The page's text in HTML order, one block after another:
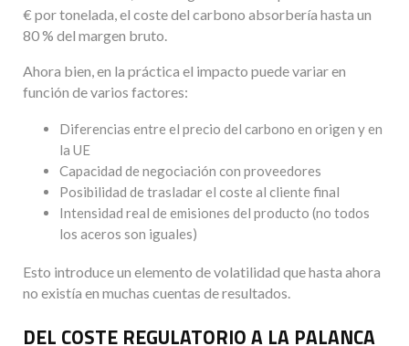
€ por tonelada, el coste del carbono absorbería hasta un
80 % del margen bruto.
Ahora bien, en la práctica el impacto puede variar en
función de varios factores:
Diferencias entre el precio del carbono en origen y en
la UE
Capacidad de negociación con proveedores
Posibilidad de trasladar el coste al cliente final
Intensidad real de emisiones del producto (no todos
los aceros son iguales)
Esto introduce un elemento de volatilidad que hasta ahora
no existía en muchas cuentas de resultados.
DEL COSTE REGULATORIO A LA PALANCA